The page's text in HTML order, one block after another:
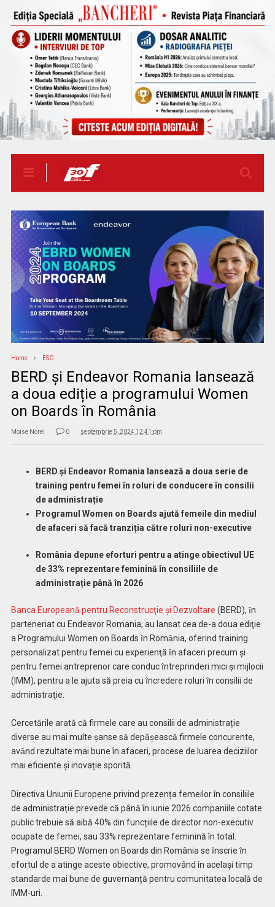
Home ESG
BERD și Endeavor Romania lansează
a doua ediție a programului Women
on Boards în România
Moise Norel 0 septembrie 5, 2024 12:41 pm
BERD și Endeavor Romania lansează a doua serie de
training pentru femei în roluri de conducere în consilii
de administrație
Programul Women on Boards ajută femeile din mediul
de afaceri să facă tranziția către roluri non-executive
România depune eforturi pentru a atinge obiectivul UE
de 33% reprezentare feminină în consiliile de
administrație până în 2026
Banca Europeană pentru Reconstrucţie și Dezvoltare (BERD), ȋn
parteneriat cu Endeavor Romania, au lansat cea de-a doua ediţie
a Programului Women on Boards ȋn Romȃnia, oferind training
personalizat pentru femei cu experienţă ȋn afaceri precum și
pentru femei antreprenor care conduc ȋntreprinderi mici și mijlocii
(IMM), pentru a le ajuta să preia cu ȋncredere roluri ȋn consilii de
administraţie.
Cercetările arată că firmele care au consilii de administrație
diverse au mai multe șanse să depășească firmele concurente,
avȃnd rezultate mai bune în afaceri, procese de luarea deciziilor
mai eficiente și inovație sporită.
Directiva Uniunii Europene privind prezența femeilor în consiliile
de administrație prevede că până în iunie 2026 companiile cotate
public trebuie să aibă 40% din funcțiile de director non-executiv
ocupate de femei, sau 33% reprezentare feminină în total.
Programul BERD Women on Boards din România se ȋnscrie ȋn
efortul de a atinge aceste obiective, promovând în același timp
standarde mai bune de guvernanță pentru comunitatea locală de
IMM-uri.